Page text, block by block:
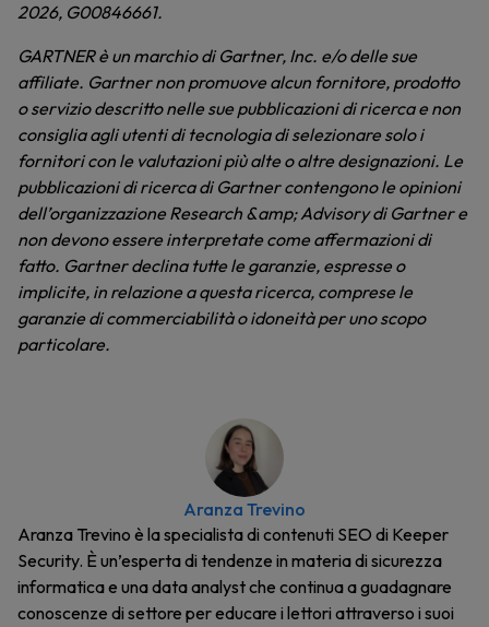
2026, G00846661.
GARTNER è un marchio di Gartner, Inc. e/o delle sue
affiliate. Gartner non promuove alcun fornitore, prodotto
o servizio descritto nelle sue pubblicazioni di ricerca e non
consiglia agli utenti di tecnologia di selezionare solo i
fornitori con le valutazioni più alte o altre designazioni. Le
pubblicazioni di ricerca di Gartner contengono le opinioni
dell’organizzazione Research &amp; Advisory di Gartner e
non devono essere interpretate come affermazioni di
fatto. Gartner declina tutte le garanzie, espresse o
implicite, in relazione a questa ricerca, comprese le
garanzie di commerciabilità o idoneità per uno scopo
particolare.
Aranza Trevino
Aranza Trevino è la specialista di contenuti SEO di Keeper
Security. È un’esperta di tendenze in materia di sicurezza
informatica e una data analyst che continua a guadagnare
conoscenze di settore per educare i lettori attraverso i suoi